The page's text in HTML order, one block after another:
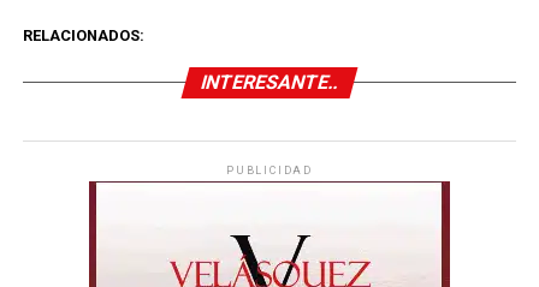
RELACIONADOS:
INTERESANTE..
PUBLICIDAD